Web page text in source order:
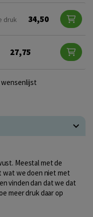
druk
34,50
27,75
wensenlijst
Meestal met de
wat we doen niet met
vinden dan dat we dat
meer druk daar op